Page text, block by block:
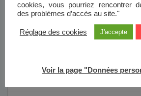
cookies, vous pourriez rencontrer
des problèmes d’accès au site."
Réglage des cookies J'accepte
Voir la page "Données